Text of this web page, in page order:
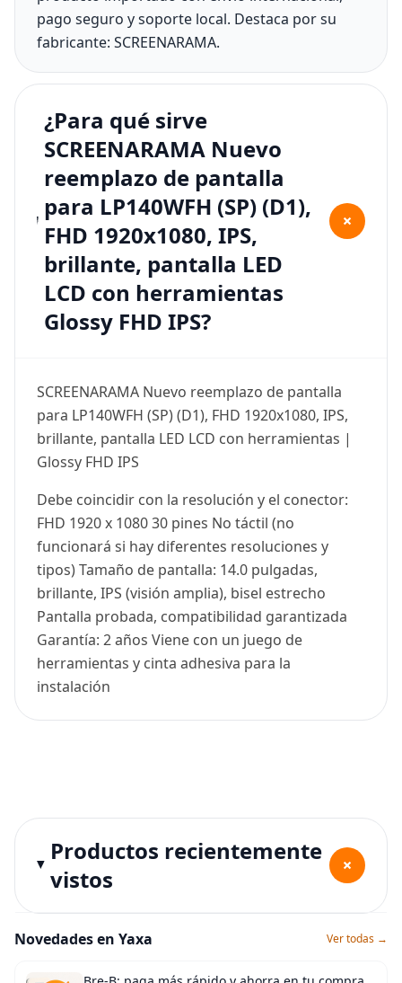
pago seguro y soporte local. Destaca por su
fabricante: SCREENARAMA.
¿Para qué sirve
SCREENARAMA Nuevo
reemplazo de pantalla
para LP140WFH (SP) (D1),
FHD 1920x1080, IPS,
brillante, pantalla LED
LCD con herramientas
Glossy FHD IPS?
+
SCREENARAMA Nuevo reemplazo de pantalla
para LP140WFH (SP) (D1), FHD 1920x1080, IPS,
brillante, pantalla LED LCD con herramientas |
Glossy FHD IPS
Debe coincidir con la resolución y el conector:
FHD 1920 x 1080 30 pines No táctil (no
funcionará si hay diferentes resoluciones y
tipos) Tamaño de pantalla: 14.0 pulgadas,
brillante, IPS (visión amplia), bisel estrecho
Pantalla probada, compatibilidad garantizada
Garantía: 2 años Viene con un juego de
herramientas y cinta adhesiva para la
instalación
Productos recientemente
vistos
+
Novedades en Yaxa Ver todas →